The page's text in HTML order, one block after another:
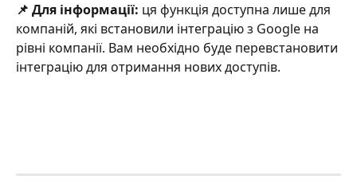
📌 Для інформації: ця функція доступна лише для
компаній, які встановили інтеграцію з Google на
рівні компанії. Вам необхідно буде перевстановити
інтеграцію для отримання нових доступів.